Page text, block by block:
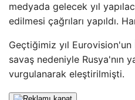
medyada gelecek yıl
edilmesi çağrıları yapıldı.
Geçtiğimiz yıl
savaş nedeniyle Rusya'nın
vurgulanarak eleştirilmişti.